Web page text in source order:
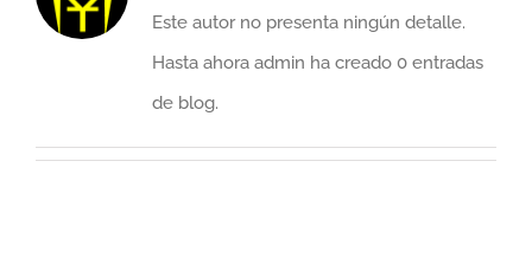
Este autor no presenta ningún detalle.
Hasta ahora admin ha creado 0 entradas
de blog.